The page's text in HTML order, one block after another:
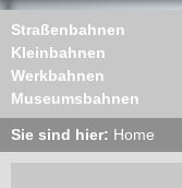
Straßenbahnen
Kleinbahnen
Werkbahnen
Museumsbahnen
Sie sind hier: Home